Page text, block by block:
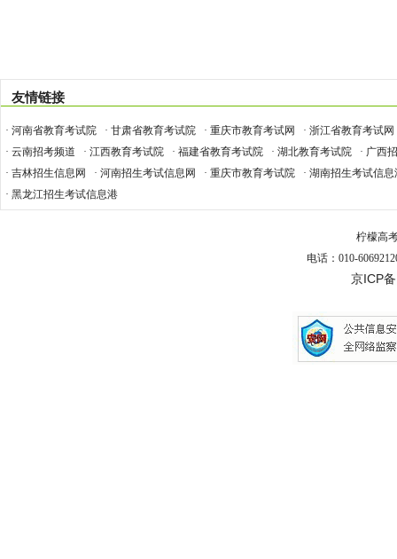
友情链接
· 河南省教育考试院 · 甘肃省教育考试院 · 重庆市教育考试网
· 浙江省教育考试网
· 云南招考频道
· 江西教育考试院 · 福建省教育考试院 · 湖北教育考试院
· 广西
· 吉林招生信息网
· 河南招生考试信息网 · 重庆市教育考试院
· 湖南招生考试信息
· 黑龙江招生考试信息港
柠檬高
电话：010-
京ICP